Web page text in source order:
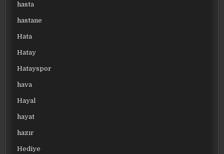
hasta
hastane
Hata
Hatay
Hatayspor
hava
Hayal
hayat
hazır
Hediye